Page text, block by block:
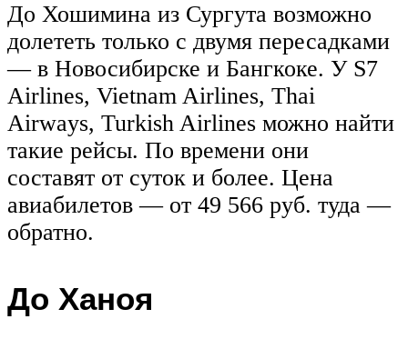
До Хошимина из Сургута возможно
долететь только с двумя пересадками
— в Новосибирске и Бангкоке. У S7
Airlines, Vietnam Airlines, Thai
Airways, Turkish Airlines можно найти
такие рейсы. По времени они
составят от суток и более. Цена
авиабилетов — от 49 566 руб. туда —
обратно.
До Ханоя